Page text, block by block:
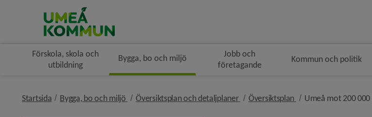
Förskola, skola och
utbildning
Bygga, bo och miljö
Jobb och
företagande
Kommun och politik
Startsida Bygga, bo och miljö nivå i brödsmulenavigeringen
Översiktsplan och detaljplaner nivå i brödsmulenavigeringen
Översiktsplan nivå i
Umeå mot 200